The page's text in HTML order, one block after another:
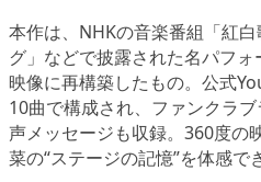
本作は、NHKの音楽番組「紅
グ」などで披露された名パフ
映像に再構築したもの。公式
10曲で構成され、ファンクラ
声メッセージも収録。360度の
菜の“ステージの記憶”を体感で